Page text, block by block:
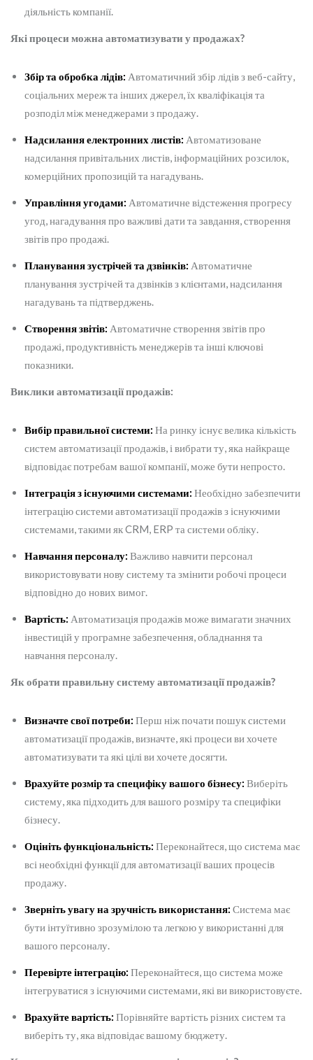
діяльність компанії.
Які процеси можна автоматизувати у продажах?
Збір та обробка лідів: Автоматичний збір лідів з веб-сайту,
соціальних мереж та інших джерел, їх кваліфікація та
розподіл між менеджерами з продажу.
Надсилання електронних листів: Автоматизоване
надсилання привітальних листів, інформаційних розсилок,
комерційних пропозицій та нагадувань.
Управління угодами: Автоматичне відстеження прогресу
угод, нагадування про важливі дати та завдання, створення
звітів про продажі.
Планування зустрічей та дзвінків: Автоматичне
планування зустрічей та дзвінків з клієнтами, надсилання
нагадувань та підтверджень.
Створення звітів: Автоматичне створення звітів про
продажі, продуктивність менеджерів та інші ключові
показники.
Виклики автоматизації продажів:
Вибір правильної системи: На ринку існує велика кількість
систем автоматизації продажів, і вибрати ту, яка найкраще
відповідає потребам вашої компанії, може бути непросто.
Інтеграція з існуючими системами: Необхідно забезпечити
інтеграцію системи автоматизації продажів з існуючими
системами, такими як CRM, ERP та системи обліку.
Навчання персоналу: Важливо навчити персонал
використовувати нову систему та змінити робочі процеси
відповідно до нових вимог.
Вартість: Автоматизація продажів може вимагати значних
інвестицій у програмне забезпечення, обладнання та
навчання персоналу.
Як обрати правильну систему автоматизації продажів?
Визначте свої потреби: Перш ніж почати пошук системи
автоматизації продажів, визначте, які процеси ви хочете
автоматизувати та які цілі ви хочете досягти.
Врахуйте розмір та специфіку вашого бізнесу: Виберіть
систему, яка підходить для вашого розміру та специфіки
бізнесу.
Оцініть функціональність: Переконайтеся, що система має
всі необхідні функції для автоматизації ваших процесів
продажу.
Зверніть увагу на зручність використання: Система має
бути інтуїтивно зрозумілою та легкою у використанні для
вашого персоналу.
Перевірте інтеграцію: Переконайтеся, що система може
інтегруватися з існуючими системами, які ви використовуєте.
Врахуйте вартість: Порівняйте вартість різних систем та
виберіть ту, яка відповідає вашому бюджету.